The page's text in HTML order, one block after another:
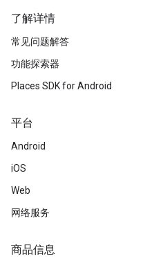
了解详情
常见问题解答
功能探索器
Places SDK for Android
平台
Android
iOS
Web
网络服务
商品信息